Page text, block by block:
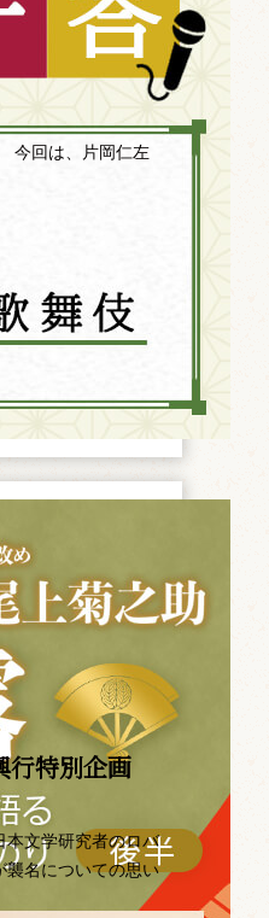
今回は、片岡仁左
特別企画 ――
本文学研究者のロバ
襲名についての思い